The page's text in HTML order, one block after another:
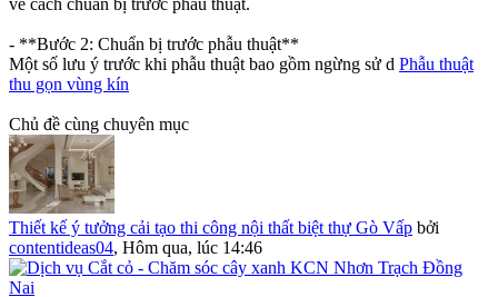
về cách chuẩn bị trước phẫu thuật.
- **Bước 2: Chuẩn bị trước phẫu thuật**
Một số lưu ý trước khi phẫu thuật bao gồm ngừng sử d Phẫu thuật
thu gọn vùng kín
Chủ đề cùng chuyên mục
Thiết kế ý tưởng cải tạo thi công nội thất biệt thự Gò Vấp bởi
contentideas04, Hôm qua, lúc 14:46